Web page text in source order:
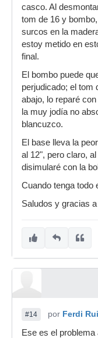
casco. Al
tom de 16 y
surcos en la
estoy metido en
final.
El bombo puede
perjudicado; el tom
abajo, lo reparé
la muy jodía no
blancuzco.
El base lleva la
al 12", pero claro,
disimularé con la
Cuando tenga todo
Saludos y gracias
#14 por Ferdi
Ese es el